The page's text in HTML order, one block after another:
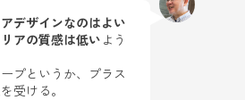
デザインなのはよい
アの質感は低いよう
プというか、プラス
受ける。